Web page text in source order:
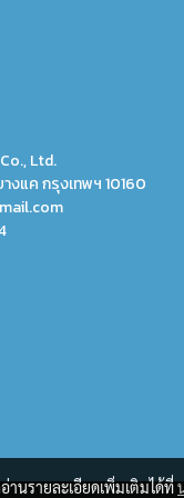
Ltd.
งแค กรุงเทพฯ 10160
านรายละเอียดเพิ่มเติมได้ที่